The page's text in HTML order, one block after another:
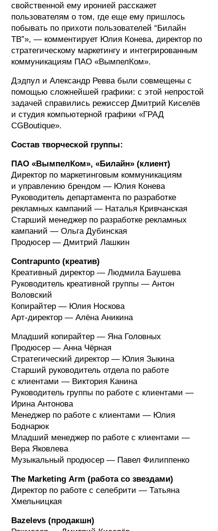
свойственной ему иронией расскажет
пользователям о том, где еще ему пришлось
побывать по прихоти пользователей “Билайн
ТВ”», — комментирует Юлия Конева, директор по
стратегическому маркетингу и интегрированным
коммуникациям ПАО «ВымпелКом».
Дэдпул и Александр Ревва были совмещены с
помощью сложнейшей графики: с этой непростой
задачей справились режиссер Дмитрий Киселёв
и студия компьютерной графики «ГРАД
CGBoutique».
Состав творческой группы:
ПАО «ВымпелКом», «Билайн» (клиент)
Директор по маркетинговым коммуникациям
и управлению брендом — Юлия Конева
Руководитель департамента по разработке
рекламных кампаний — Наталья Кривчанская
Старший менеджер по разработке рекламных
кампаний — Ольга Дубинская
Продюсер — Дмитрий Лашкин
Contrapunto (креатив)
Креативный директор — Людмила Баушева
Руководитель креативной группы — Антон
Воловский
Копирайтер — Юлия Носкова
Арт-директор — Алёна Аникина
Младший копирайтер — Яна Головных
Продюсер — Анна Чёрная
Cтратегический директор — Юлия Зыкина
Старший руководитель отдела по работе
с клиентами — Виктория Канина
Руководитель группы по работе с клиентами —
Ирина Антонова
Менеджер по работе с клиентами — Юлия
Боднарюк
Младший менеджер по работе с клиентами —
Вера Яковлева
Музыкальный продюсер — Павел Филиппенко
The Marketing Arm (работа со звездами)
Директор по работе с селебрити — Татьяна
Хмельницкая
Bazelevs (продакшн)